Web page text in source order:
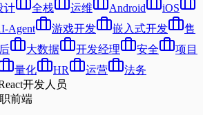
计 全栈 运维 Android
iOS
Agent 游戏开发 嵌入式开发
售
大数据 开发经理 安全
项目
量化 HR 运营
法务
开发人员
前端